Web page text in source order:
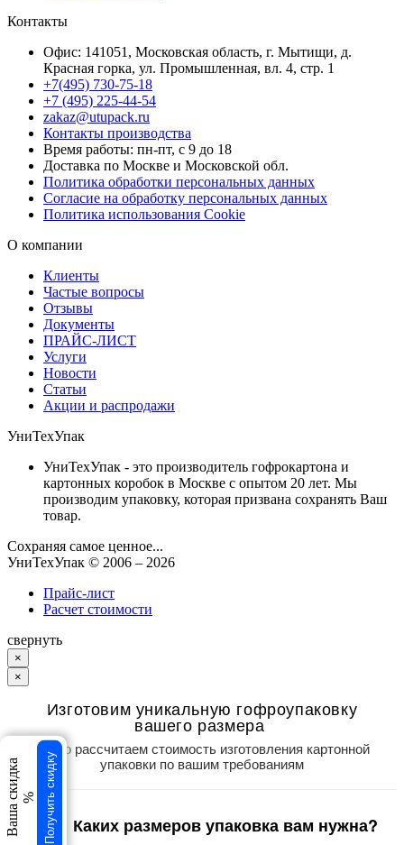
Контакты
Офис: 141051, Московская область, г. Мытищи, д.
Красная горка, ул. Промышленная, вл. 4, стр. 1
+7(495) 730-75-18
+7 (495) 225-44-54
zakaz@utupack.ru
Контакты производства
Время работы: пн-пт, с 9 до 18
Доставка по Москве и Московской обл.
Политика обработки персональных данных
Согласие на обработку персональных данных
Политика использования Cookie
О компании
Клиенты
Частые вопросы
Отзывы
Документы
ПРАЙС-ЛИСТ
Услуги
Новости
Статьи
Акции и распродажи
УниТехУпак
УниТехУпак - это производитель гофрокартона и
картонных коробок в Москве с опытом 20 лет. Мы
производим упаковку, которая призвана сохранять Ваш
товар.
Сохраняя самое ценное...
УниТехУпак © 2006 – 2026
Прайс-лист
Расчет стоимости
свернуть
×
×
Изготовим уникальную гофроупаковку
вашего размера
Точно рассчитаем стоимость изготовления картонной
упаковки по вашим требованиям
/3 Каких размеров упаковка вам нужна?
Ваша скидка % Получить скидку